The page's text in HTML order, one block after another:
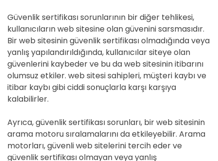
Güvenlik sertifikası sorunlarının bir diğer tehlikesi,
kullanıcıların web sitesine olan güvenini sarsmasıdır.
Bir web sitesinin güvenlik sertifikası olmadığında veya
yanlış yapılandırıldığında, kullanıcılar siteye olan
güvenlerini kaybeder ve bu da web sitesinin itibarını
olumsuz etkiler. web sitesi sahipleri, müşteri kaybı ve
itibar kaybı gibi ciddi sonuçlarla karşı karşıya
kalabilirler.
Ayrıca, güvenlik sertifikası sorunları, bir web sitesinin
arama motoru sıralamalarını da etkileyebilir. Arama
motorları, güvenli web sitelerini tercih eder ve
güvenlik sertifikası olmayan veya yanlış